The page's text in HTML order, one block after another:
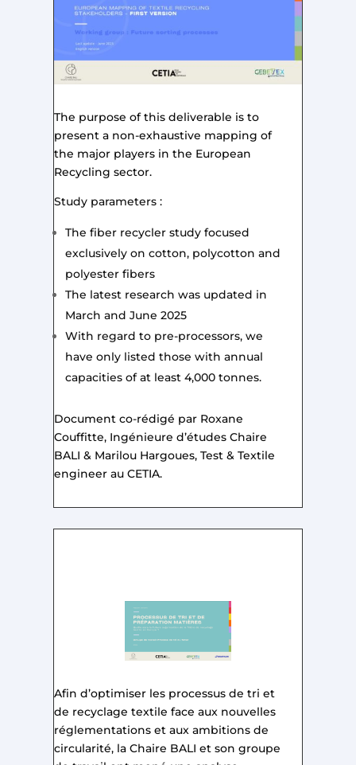
The purpose of this deliverable is to
present a non-exhaustive mapping of
the major players in the European
Recycling sector.
Study parameters :
The fiber recycler studyfocused
exclusively on cotton, polycotton and
polyester fibers
The latest research was updated in
March and June 2025
With regard to pre-processors, we
have only listed those with annual
capacities of at least 4,000 tonnes.
Document co-rédigé par Roxane
Couffitte, Ingénieure d’études Chaire
BALI & Marilou Hargoues, Test & Textile
engineer au CETIA.
Afin d’optimiser les processus de tri et
de recyclage textile face aux nouvelles
réglementations et aux ambitions de
circularité, la Chaire BALI et son groupe